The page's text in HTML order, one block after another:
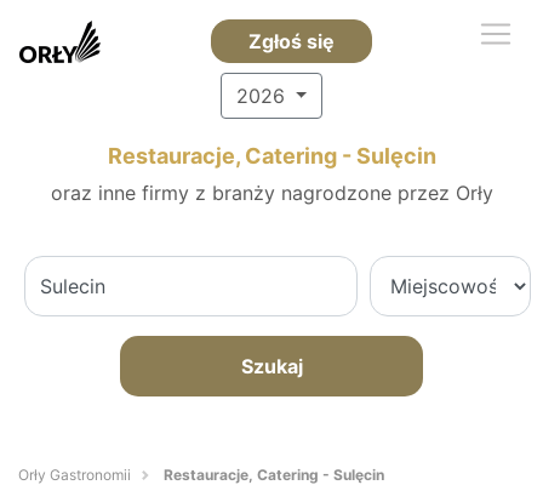
Zgłoś się
2026
Restauracje, Catering - Sulęcin
oraz inne firmy z branży nagrodzone przez Orły
Szukaj
Orły Gastronomii Restauracje, Catering - Sulęcin